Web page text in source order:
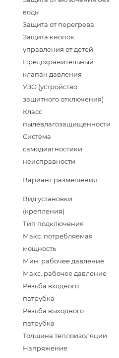
воды
Защита от перегрева
Защита кнопок
управления от детей
Предохранительный
клапан давления
УЗО (устройство
защитного отключения)
Класс
пылевлагозащищенности
Система
самодиагностики
неисправности
Вариант размещения
Вид установки
(крепления)
Тип подключения
Макс. потребляемая
мощность
Мин. рабочее давление
Макс. рабочее давление
Резьба входного
патрубка
Резьба выходного
патрубка
Толщина теплоизоляции
Напряжение